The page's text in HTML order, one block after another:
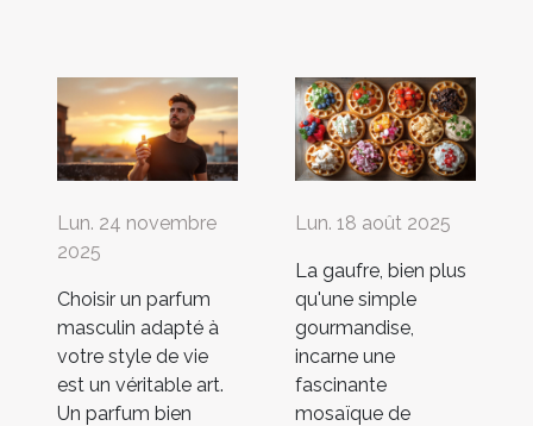
Lun. 24 novembre
2025
Choisir un parfum
masculin adapté à
votre style de vie
est un véritable art.
Un parfum bien
Lun. 18 août 2025
La gaufre, bien plus
qu'une simple
gourmandise,
incarne une
fascinante
mosaïque de